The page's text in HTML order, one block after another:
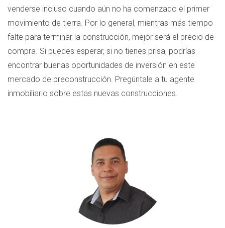
venderse incluso cuando aún no ha comenzado el primer
movimiento de tierra. Por lo general, mientras más tiempo
falte para terminar la construcción, mejor será el precio de
compra. Si puedes esperar, si no tienes prisa, podrías
encontrar buenas oportunidades de inversión en este
mercado de preconstrucción. Pregúntale a tu agente
inmobiliario sobre estas nuevas construcciones.